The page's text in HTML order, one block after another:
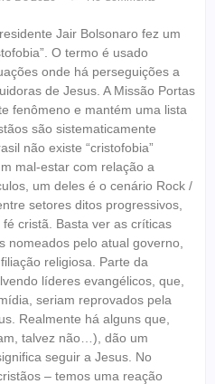
Jair Bolsonaro fez um
O termo é usado
onde há perseguições a
de Jesus. A Missão Portas
fenômeno e mantém uma lista
são sistematicamente
não existe “cristofobia”
mal-estar com relação a
um deles é o cenário Rock /
setores ditos progressivos,
cristã. Basta ver as críticas
nomeados pelo atual governo,
religiosa. Parte da
líderes evangélicos, que,
seriam reprovados pela
Realmente há alguns que,
talvez não…), dão um
seguir a Jesus. No
– temos uma reação